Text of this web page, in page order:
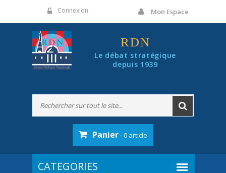
Connexion Mon Espace
RDN
Le débat stratégique
depuis 1939
Panier- 0 article